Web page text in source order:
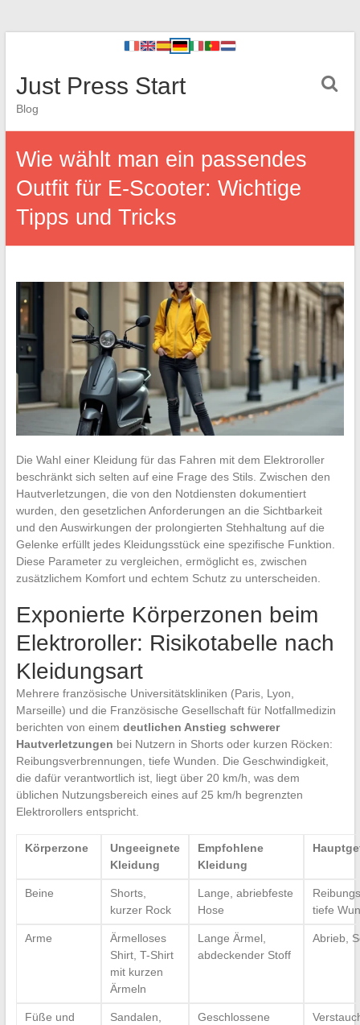
Just Press Start
Blog
Wie wählt man ein passendes
Outfit für E-Scooter: Wichtige
Tipps und Tricks
Die Wahl einer Kleidung für das Fahren mit dem Elektroroller
beschränkt sich selten auf eine Frage des Stils. Zwischen den
Hautverletzungen, die von den Notdiensten dokumentiert
wurden, den gesetzlichen Anforderungen an die Sichtbarkeit
und den Auswirkungen der prolongierten Stehhaltung auf die
Gelenke erfüllt jedes Kleidungsstück eine spezifische Funktion.
Diese Parameter zu vergleichen, ermöglicht es, zwischen
zusätzlichem Komfort und echtem Schutz zu unterscheiden.
Exponierte Körperzonen beim
Elektroroller: Risikotabelle nach
Kleidungsart
Mehrere französische Universitätskliniken (Paris, Lyon,
Marseille) und die Französische Gesellschaft für Notfallmedizin
berichten von einem deutlichen Anstieg schwerer
Hautverletzungen bei Nutzern in Shorts oder kurzen Röcken:
Reibungsverbrennungen, tiefe Wunden. Die Geschwindigkeit,
die dafür verantwortlich ist, liegt über 20 km/h, was dem
üblichen Nutzungsbereich eines auf 25 km/h begrenzten
Elektrorollers entspricht.
Körperzone
Ungeeignete
Kleidung
Empfohlene
Kleidung
Beine
Shorts,
kurzer Rock
Lange, abriebfeste
Hose
tiefe
Arme
Ärmelloses
Shirt, T-Shirt
mit kurzen
Ärmeln
Lange Ärmel,
abdeckender Stoff
Abrieb,
Füße und
Sandalen,
Geschlossene